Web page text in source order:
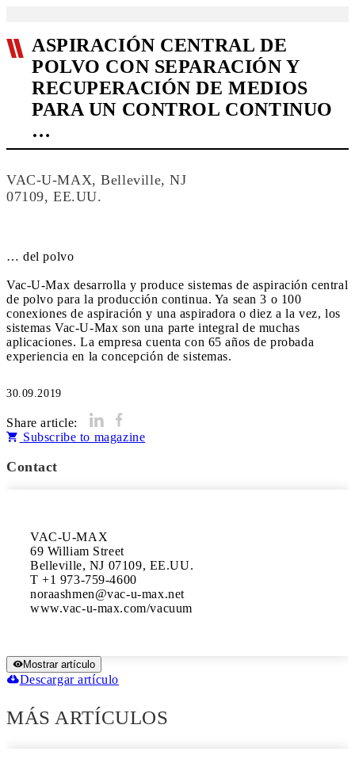
ASPIRACIÓN CENTRAL DE
POLVO CON SEPARACIÓN Y
RECUPERACIÓN DE MEDIOS
PARA UN CONTROL CONTINUO
…
VAC-U-MAX, Belleville, NJ
07109, EE.UU.
… del polvo
Vac-U-Max desarrolla y produce sistemas de aspiración central
de polvo para la producción continua. Ya sean 3 o 100
conexiones de aspiración y una aspiradora o diez a la vez, los
sistemas Vac-U-Max son una parte integral de muchas
aplicaciones. La empresa cuenta con 65 años de probada
experiencia en la concepción de sistemas.
30.09.2019
Share article:
Subscribe to magazine
Contact
VAC-U-MAX
69 William Street
Belleville, NJ 07109, EE.UU.
T +1 973-759-4600
noraashmen@vac-u-max.net
www.vac-u-max.com/vacuum
Mostrar artículo
Descargar artículo
MÁS ARTÍCULOS